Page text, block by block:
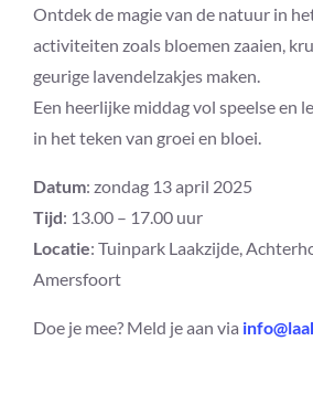
Ontdek de magie van de natuur in
activiteiten zoals bloemen zaaien,
geurige lavendelzakjes maken.
Een heerlijke middag vol speelse en
in het teken van groei en bloei.
Datum: zondag 13 april 2025
Tijd: 13.00 – 17.00 uur
Locatie: Tuinpark Laakzijde,
Amersfoort
Doe je mee? Meld je aan via